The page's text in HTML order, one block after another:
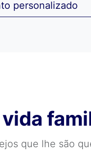
personalizado
que lhe são